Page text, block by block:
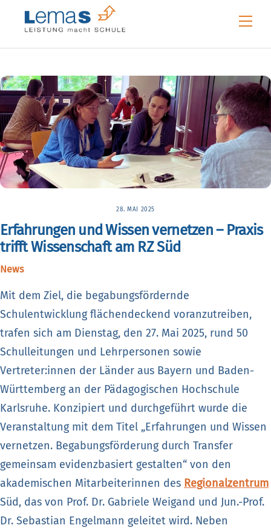
28. MAI 2025
Erfahrungen und Wissen vernetzen – Praxis
trifft Wissenschaft am RZ Süd
News
Mit dem Ziel, die begabungsfördernde
Schulentwicklung flächendeckend voranzutreiben,
trafen sich am Dienstag, den 27. Mai 2025, rund 50
Schulleitungen und Lehrpersonen sowie
Vertreter:innen der Länder aus Bayern und Baden-
Württemberg an der Pädagogischen Hochschule
Karlsruhe. Konzipiert und durchgeführt wurde die
Veranstaltung mit dem Titel „Erfahrungen und Wissen
vernetzen. Begabungsförderung durch Transfer
gemeinsam evidenzbasiert gestalten“ von den
akademischen Mitarbeiterinnen des Regionalzentrum
Süd, das von Prof. Dr. Gabriele Weigand und Jun.-Prof.
Dr. Sebastian Engelmann geleitet wird. Neben